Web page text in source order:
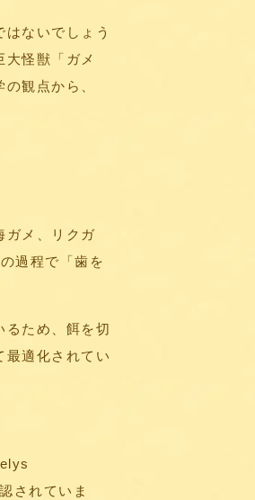
ないでしょう
怪獣「ガメ
観点から、
ガメ、リクガ
過程で「歯を
るため、餌を切
最適化されてい
されていま